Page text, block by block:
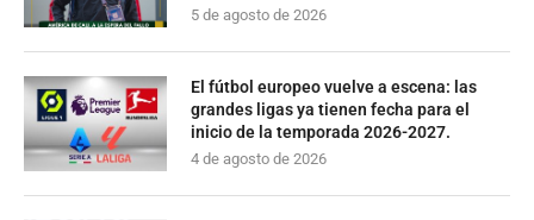
5 de agosto de 2026
El fútbol europeo vuelve a escena: las
grandes ligas ya tienen fecha para el
inicio de la temporada 2026-2027.
4 de agosto de 2026